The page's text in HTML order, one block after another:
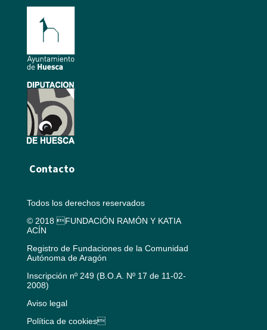
Contacto
Todos los derechos reservados
© 2018 FUNDACIÓN RAMÓN Y KATIA
ACÍN
Registro de Fundaciones de la Comunidad
Autónoma de Aragón
Inscripción nº 249 (B.O.A. Nº 17 de 11-02-
2008)
Aviso legal
Política de cookies